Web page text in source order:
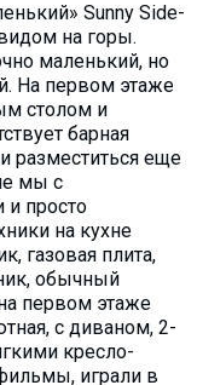
Sunny Side-
на горы.
маленький, но
На первом этаже
столом и
барная
разместиться еще
мы с
и просто
на кухне
газовая плита,
обычный
первом этаже
с диваном, 2-
кресло-
играли в